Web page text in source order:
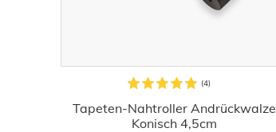
Tapeten-Nahtroller Andrückwalze
Konisch 4,5cm